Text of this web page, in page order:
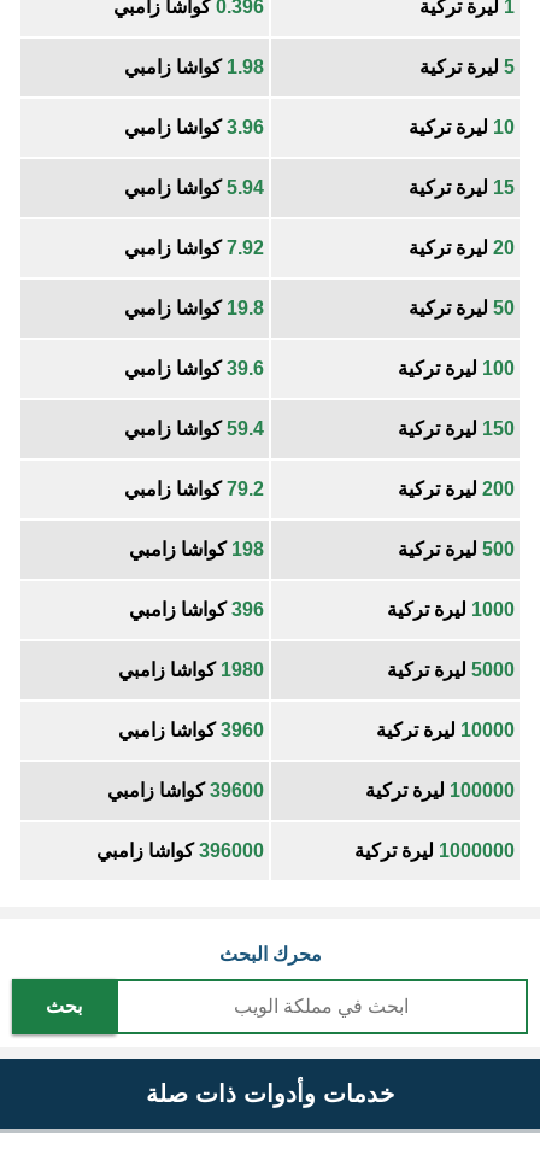
1 ليرة تركية 0.396 كواشا زامبي
5 ليرة تركية 1.98 كواشا زامبي
10 ليرة تركية 3.96كواشا زامبي
15 ليرة تركية 5.94كواشا زامبي
20 ليرة تركية 7.92كواشا زامبي
50 ليرة تركية 19.8 كواشا زامبي
100 ليرة تركية 39.6كواشا زامبي
150 ليرة تركية 59.4كواشا زامبي
200 ليرة تركية 79.2كواشا زامبي
500 ليرة تركية 198 كواشا زامبي
1000 ليرة تركية 396كواشا زامبي
5000 ليرة تركية 1980 كواشا زامبي
10000 ليرة تركية 3960كواشا زامبي
100000 ليرة تركية 39600كواشا زامبي
1000000 ليرة تركية 396000كواشا زامبي
محرك البحث
بحث
خدمات وأدوات ذات صلة